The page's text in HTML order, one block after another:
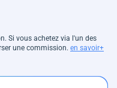
Si vous achetez via l'un des
une commission. en savoir+